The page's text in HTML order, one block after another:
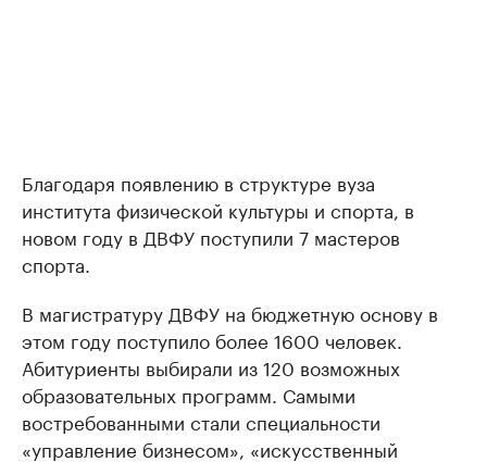
Благодаря появлению в структуре вуза
института физической культуры и спорта, в
новом году в ДВФУ поступили 7 мастеров
спорта.
В магистратуру ДВФУ на бюджетную основу в
этом году поступило более 1600 человек.
Абитуриенты выбирали из 120 возможных
образовательных программ. Самыми
востребованными стали специальности
«управление бизнесом», «искусственный